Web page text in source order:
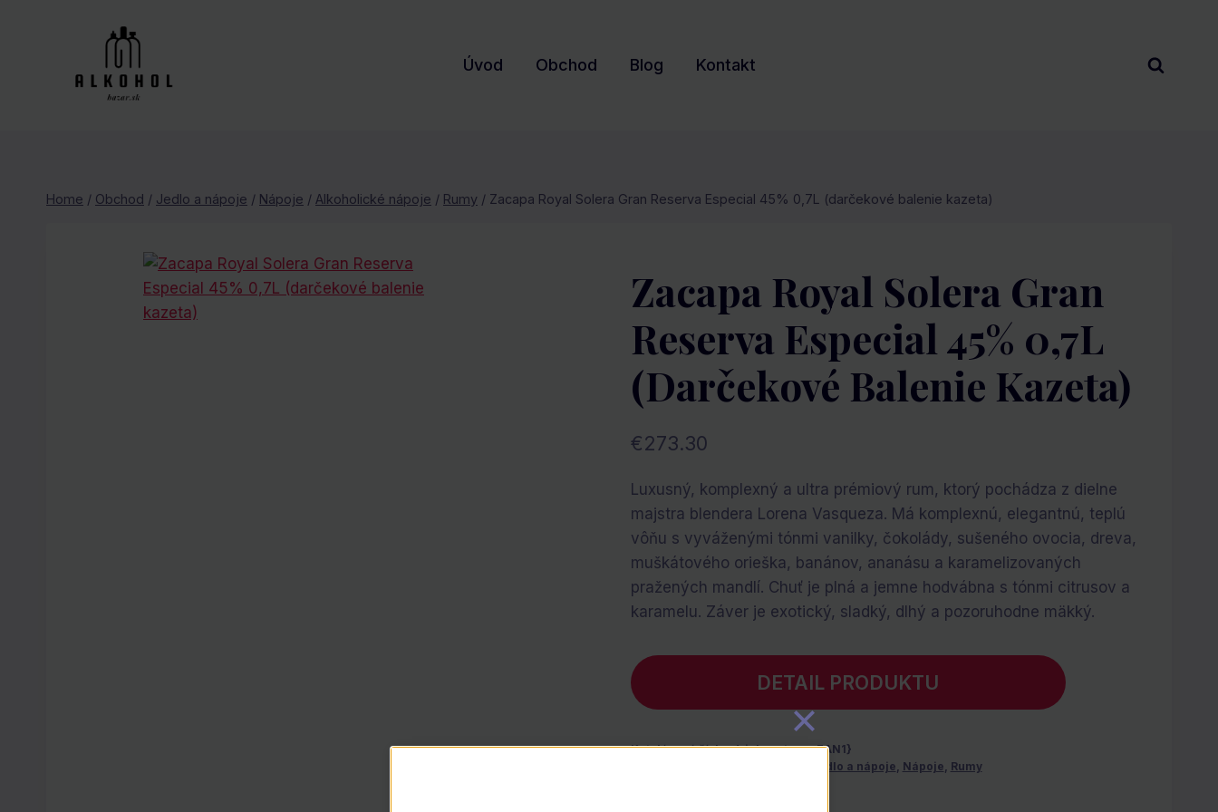
Úvod Obchod Blog Kontakt
Home / Obchod / Jedlo a nápoje / Nápoje / Alkoholické nápoje / Rumy / Zacapa Royal Solera Gran Reserva Especial 45% 0,7L (darčekové balenie kazeta)
Zacapa Royal Solera Gran
Reserva Especial 45% 0,7L
(darčekové Balenie Kazeta)
€273.30
Luxusný, komplexný a ultra prémiový rum, ktorý pochádza z dielne
majstra blendera Lorena Vasqueza. Má komplexnú, elegantnú, teplú
vôňu s vyváženými tónmi vanilky, čokolády, sušeného ovocia, dreva,
muškátového orieška, banánov, ananásu a karamelizovaných
pražených mandlí. Chuť je plná a jemne hodvábna s tónmi citrusov a
karamelu. Záver je exotický, sladký, dlhý a pozoruhodne mäkký.
DETAIL PRODUKTU
Katalógové číslo:drinkcentrum-EAN1}
Jedlo a nápoje, Nápoje, Rumy